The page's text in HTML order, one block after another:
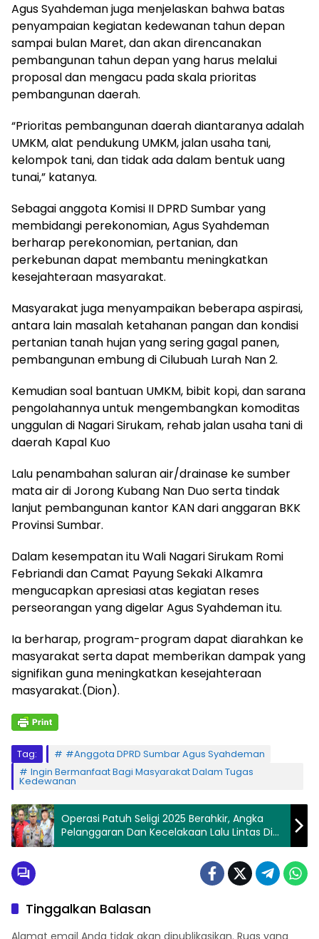
Agus Syahdeman juga menjelaskan bahwa batas
penyampaian kegiatan kedewanan tahun depan
sampai bulan Maret, dan akan direncanakan
pembangunan tahun depan yang harus melalui
proposal dan mengacu pada skala prioritas
pembangunan daerah.
“Prioritas pembangunan daerah diantaranya adalah
UMKM, alat pendukung UMKM, jalan usaha tani,
kelompok tani, dan tidak ada dalam bentuk uang
tunai,” katanya.
Sebagai anggota Komisi II DPRD Sumbar yang
membidangi perekonomian, Agus Syahdeman
berharap perekonomian, pertanian, dan
perkebunan dapat membantu meningkatkan
kesejahteraan masyarakat.
Masyarakat juga menyampaikan beberapa aspirasi,
antara lain masalah ketahanan pangan dan kondisi
pertanian tanah hujan yang sering gagal panen,
pembangunan embung di Cilubuah Lurah Nan 2.
Kemudian soal bantuan UMKM, bibit kopi, dan sarana
pengolahannya untuk mengembangkan komoditas
unggulan di Nagari Sirukam, rehab jalan usaha tani di
daerah Kapal Kuo
Lalu penambahan saluran air/drainase ke sumber
mata air di Jorong Kubang Nan Duo serta tindak
lanjut pembangunan kantor KAN dari anggaran BKK
Provinsi Sumbar.
Dalam kesempatan itu Wali Nagari Sirukam Romi
Febriandi dan Camat Payung Sekaki Alkamra
mengucapkan apresiasi atas kegiatan reses
perseorangan yang digelar Agus Syahdeman itu.
Ia berharap, program-program dapat diarahkan ke
masyarakat serta dapat memberikan dampak yang
signifikan guna meningkatkan kesejahteraan
masyarakat.(Dion).
Tag:
#Anggota DPRD Sumbar Agus Syahdeman
Ingin Bermanfaat Bagi Masyarakat Dalam Tugas
Kedewanan
Operasi Patuh Seligi 2025 Berahkir, Angka
Pelanggaran Dan Kecelakaan Lalu Lintas Di
Wilayah Kepri Mengalami Penurunan
Tinggalkan Balasan